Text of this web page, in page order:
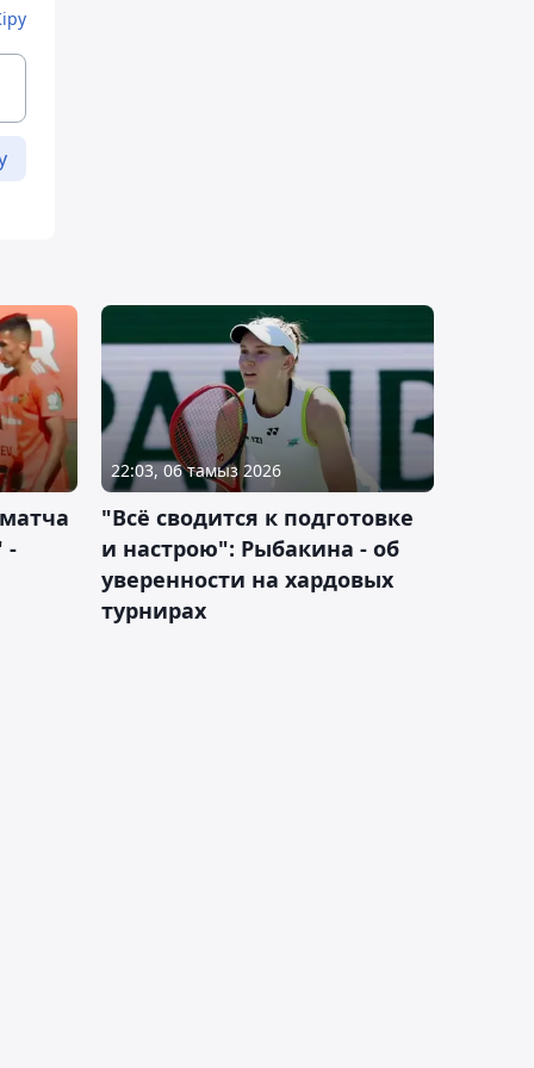
-
22:03, 06 тамыз 2026
"Всё сводится к подготовке
и настрою": Рыбакина - об
уверенности на хардовых
турнирах